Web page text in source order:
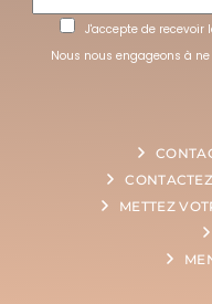
J'accepte de recevoir
Nous nous engageons à
METTEZ